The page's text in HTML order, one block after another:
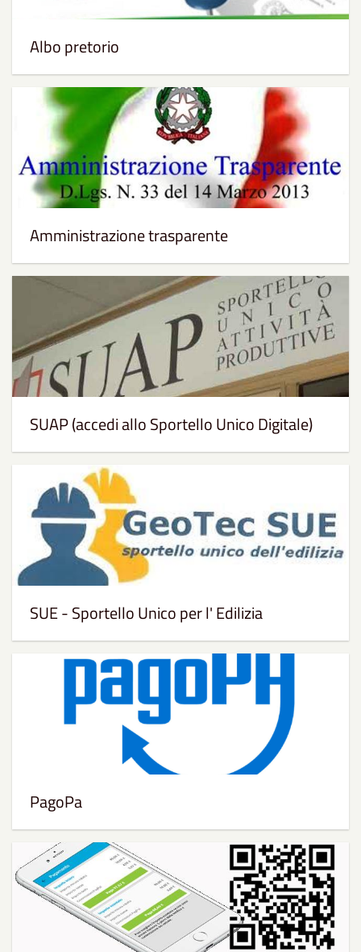
Albo pretorio
Amministrazione trasparente
SUAP (accedi allo Sportello Unico Digitale)
SUE - Sportello Unico per l' Edilizia
PagoPa